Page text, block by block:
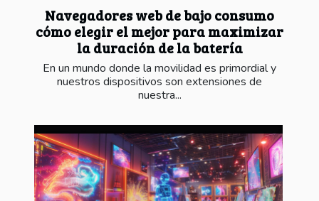
Navegadores web de bajo consumo
cómo elegir el mejor para maximizar
la duración de la batería
En un mundo donde la movilidad es primordial y
nuestros dispositivos son extensiones de
nuestra...